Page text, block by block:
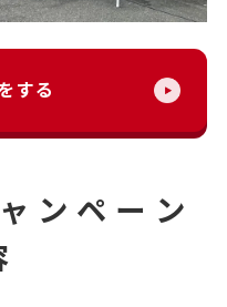
する
ンペーン